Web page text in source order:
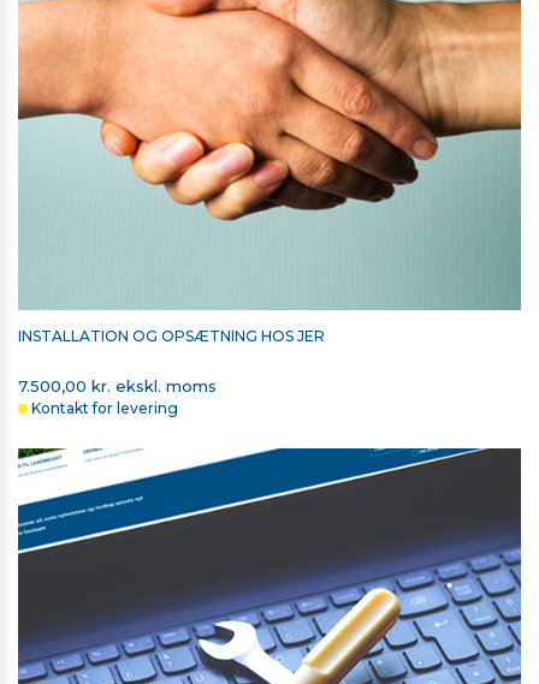
INSTALLATION OG OPSÆTNING HOS JER
7.500,00 kr. ekskl. moms
Kontakt for levering